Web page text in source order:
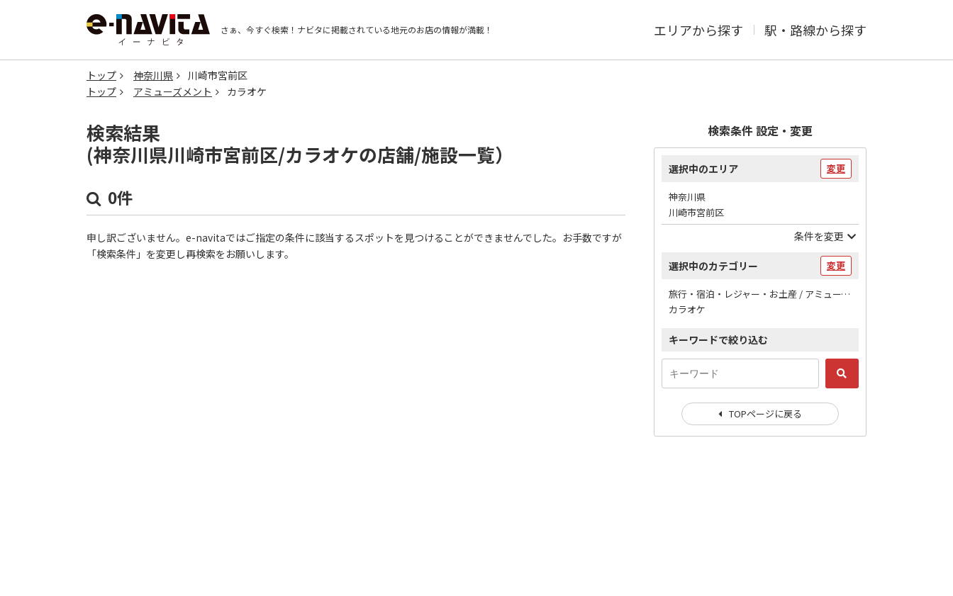
さぁ、今すぐ検索！ ナビタに掲載されている地元のお店の情報が満載！ エリアから探す 駅・路線から探す
トップ 神奈川県
川崎市宮前区
トップ
アミューズメント カラオケ
検索結果
(神奈川県川崎市宮前区/カラオケの店舗/施設一覧）
0件
申し訳ございません。e-navitaではご指定の条件に該当するスポットを見つけることができませんでした。お手数ですが
「検索条件」を変更し再検索をお願いします。
検索条件 設定・変更
選択中のエリア 変更
神奈川県
川崎市宮前区
条件を変更
選択中のカテゴリー 変更
旅行・宿泊・レジャー・お土産 / アミューズメント
カラオケ
キーワードで絞り込む
TOPページに戻る